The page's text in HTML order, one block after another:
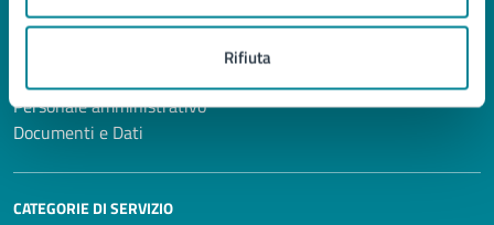
Rifiuta
Uffici
Politici
Personale amministrativo
Documenti e Dati
CATEGORIE DI SERVIZIO